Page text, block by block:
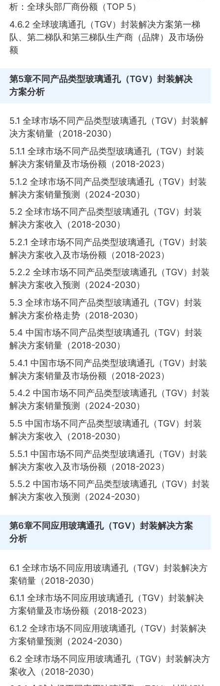
析：全球头部厂商份额（TOP 5）
4.6.2 全球玻璃通孔（TGV）封装解决方案第一梯
队、第二梯队和第三梯队生产商（品牌）及市场份
额
第5章不同产品类型玻璃通孔（TGV）封装解决
方案分析
5.1 全球市场不同产品类型玻璃通孔（TGV）封装解
决方案销量（2018-2030）
5.1.1 全球市场不同产品类型玻璃通孔（TGV）封装
解决方案销量及市场份额（2018-2023）
5.1.2 全球市场不同产品类型玻璃通孔（TGV）封装
解决方案销量预测（2024-2030）
5.2 全球市场不同产品类型玻璃通孔（TGV）封装
解决方案收入（2018-2030）
5.2.1 全球市场不同产品类型玻璃通孔（TGV）封装
解决方案收入及市场份额（2018-2023）
5.2.2 全球市场不同产品类型玻璃通孔（TGV）封装
解决方案收入预测（2024-2030）
5.3 全球市场不同产品类型玻璃通孔（TGV）封装
解决方案价格走势（2018-2030）
5.4 中国市场不同产品类型玻璃通孔（TGV）封装
解决方案销量（2018-2030）
5.4.1 中国市场不同产品类型玻璃通孔（TGV）封装
解决方案销量及市场份额（2018-2023）
5.4.2 中国市场不同产品类型玻璃通孔（TGV）封装
解决方案销量预测（2024-2030）
5.5 中国市场不同产品类型玻璃通孔（TGV）封装
解决方案收入（2018-2030）
5.5.1 中国市场不同产品类型玻璃通孔（TGV）封装
解决方案收入及市场份额（2018-2023）
5.5.2 中国市场不同产品类型玻璃通孔（TGV）封装
解决方案收入预测（2024-2030）
第6章不同应用玻璃通孔（TGV）封装解决方案
分析
6.1 全球市场不同应用玻璃通孔（TGV）封装解决方
案销量（2018-2030）
6.1.1 全球市场不同应用玻璃通孔（TGV）封装解决
方案销量及市场份额（2018-2023）
6.1.2 全球市场不同应用玻璃通孔（TGV）封装解决
方案销量预测（2024-2030）
6.2 全球市场不同应用玻璃通孔（TGV）封装解决方
案收入（2018-2030）